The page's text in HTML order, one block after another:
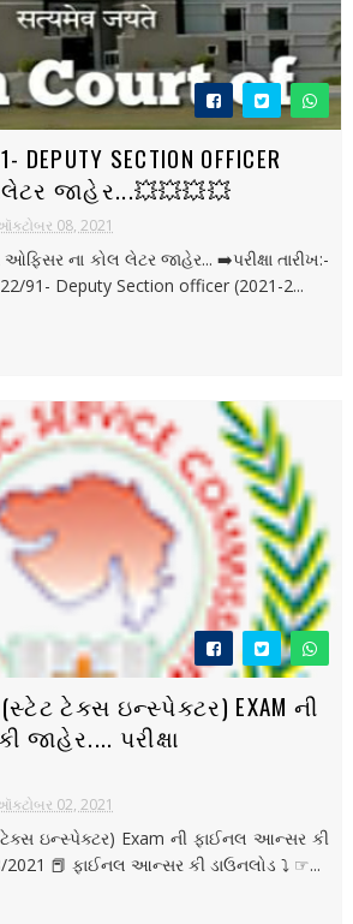
SECTION OFFICER
જાહેર...💥💥💥💥
08, 2021
ના કોલ લેટર જાહેર... ➡️પરીક્ષા તારીખ:-
91- Deputy Section officer (2021-2...
(સ્ટેટ ટેક્સ ઇન્સ્પેક્ટર) EXAM ની
પરીક્ષા
02, 2021
ટેક્સ ઇન્સ્પેક્ટર) Exam ની ફાઈનલ આન્સર કી
2021 📕 ફાઈનલ આન્સર કી ડાઉનલોડ ⤵️ ☞...